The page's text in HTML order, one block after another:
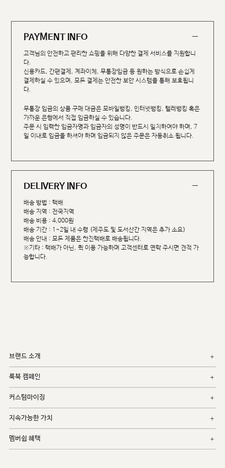
PAYMENT INFO
고객님의 안전하고 편리한 쇼핑을 위해 다양한 결제 서비스를 지원합니
다.
신용카드, 간편결제, 계좌이체, 무통장입금 등 원하는 방식으로 손쉽게
결제하실 수 있으며, 모든 결제는 안전한 보안 시스템을 통해 보호됩니
다.
무통장 입금의 상품 구매 대금은 모바일뱅킹, 인터넷뱅킹, 텔레뱅킹 혹은
가까운 은행에서 직접 입금하실 수 있습니다.
주문 시 입력한 입금자명과 입금자의 성명이 반드시 일치하여야 하며, 7
일 이내로 입금을 하셔야 하며 입금되지 않은 주문은 자동취소 됩니다.
DELIVERY INFO
배송 방법 : 택배
배송 지역 : 전국지역
배송 비용 : 4,000원
배송 기간 : 1~2일 내 수령 (제주도 및 도서산간 지역은 추가 소요)
배송 안내 : 모든 제품은 한진택배로 배송됩니다.
※기타 : 택배가 아닌, 퀵 이용 가능하며 고객센터로 연락 주시면 견적 가
능합니다.
브랜드 소개
룩북 캠페인
커스텀마이징
지속가능한 가치
멤버쉽 혜택